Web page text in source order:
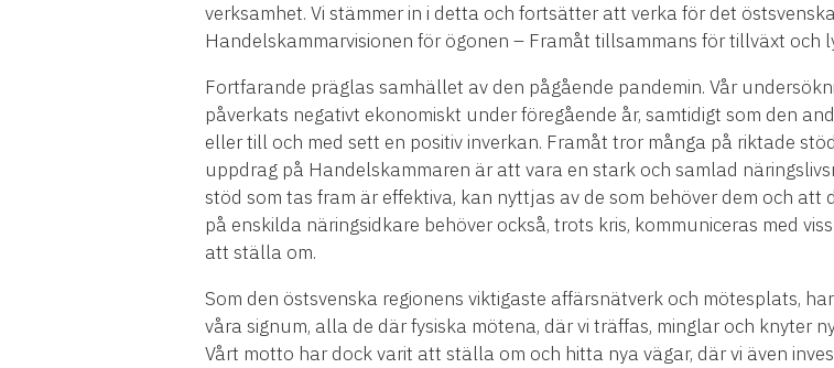
verksamhet. Vi stämmer in i detta och fortsätter att verka för det
Handelskammarvisionen för ögonen – Framåt tillsammans för tillväxt och
Fortfarande präglas samhället av den pågående pandemin. Vår
påverkats negativt ekonomiskt under föregående år, samtidigt som den
eller till och med sett en positiv inverkan. Framåt tror många på riktade
uppdrag på Handelskammaren är att vara en stark och samlad
stöd som tas fram är effektiva, kan nyttjas av de som behöver dem och
på enskilda näringsidkare behöver också, trots kris, kommuniceras med
att ställa om.
Som den östsvenska regionens viktigaste affärsnätverk och mötesplats,
våra signum, alla de där fysiska mötena, där vi träffas, minglar och knyter
Vårt motto har dock varit att ställa om och hitta nya vägar, där vi även